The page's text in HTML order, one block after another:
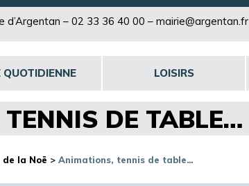
d’Argentan – 02 33 36 40 00 – mairie@argentan.fr
QUOTIDIENNE LOISIRS
DE TABLE…
de la Noë > Animations, tennis de table…